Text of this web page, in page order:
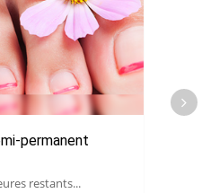
permanent
restants...